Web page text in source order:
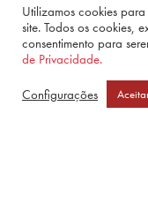
Utilizamos cookies
site. Todos os cookies,
consentimento para
de Privacidade.
Configurações